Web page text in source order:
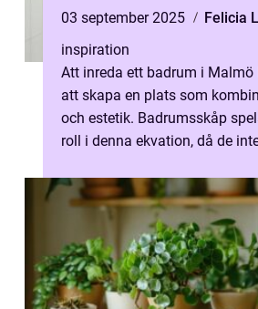
03 september 2025
Felicia
inspiration
Att inreda ett badrum i Malmö
att skapa en plats som
och estetik. Badrumsskåp
roll i denna ekvation, då de